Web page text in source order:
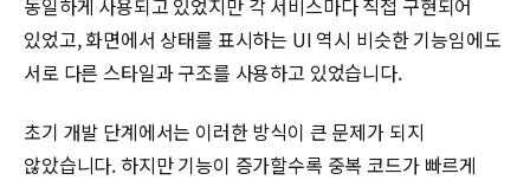
있었고, 화면에서 상태를 표시하는 UI 역시 비슷한 기능임에도
서로 다른 스타일과 구조를 사용하고 있었습니다.
초기 개발 단계에서는 이러한 방식이 큰 문제가 되지
않았습니다. 하지만 기능이 증가할수록 중복 코드가 빠르게